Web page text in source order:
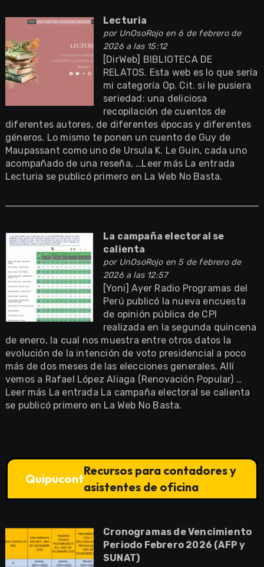
Lecturia
por UnOsoRojoen 6 de febrero de
2026 a las 15:12
[DirWeb] BIBLIOTECA DE
RELATOS. Esta web es lo que sería
mi categoría Op. Cit. si le pusiera
seriedad: una deliciosa
recopilación de cuentos de
diferentes autores, de diferentes épocas y diferentes
géneros. Lo mismo te ponen un cuento de Guy de
Maupassant como uno de Ursula K. Le Guin, cada uno
acompañado de una reseña, …Leer más La entrada
Lecturia se publicó primero en La Web No Basta.
La campaña electoral se
calienta
por UnOsoRojoen 5 de febrero de
2026 a las 12:57
[Yoni] Ayer Radio Programas del
Perú publicó la nueva encuesta
de opinión pública de CPI
realizada en la segunda quincena
de enero, la cual nos muestra entre otros datos la
evolución de la intención de voto presidencial a poco
más de dos meses de las elecciones generales. Allí
vemos a Rafael López Aliaga (Renovación Popular) …
Leer más La entrada La campaña electoral se calienta
se publicó primero en La Web No Basta.
Quipucont
Recursos para contadores y
asistentes de oficina
Cronogramas de Vencimiento
Periodo Febrero 2026 (AFP y
SUNAT)